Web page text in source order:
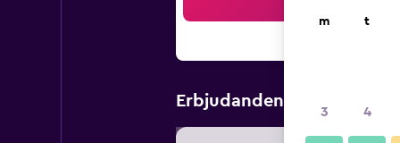
Erbjudanden från
m t
3 4